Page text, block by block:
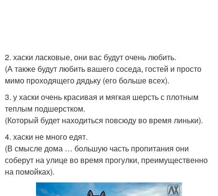
2. хаски ласковые, они вас будут очень любить.
(А также будут любить вашего соседа, гостей и просто
мимо проходящего дядьку (его больше всех).
3. у хаски очень красивая и мягкая шерсть с плотным
теплым подшерстком.
(Который будет находиться повсюду во время линьки).
4. хаски не много едят.
(В смысле дома … большую часть пропитания они
соберут на улице во время прогулки, преимущественно
на помойках).